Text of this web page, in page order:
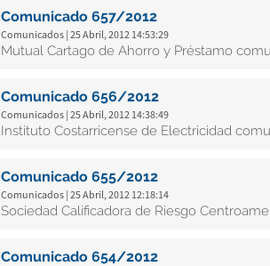
Comunicado 657/2012
Comunicados | 25 Abril, 2012 14:53:29
Mutual Cartago de Ahorro y Préstamo
Comunicado 656/2012
Comunicados | 25 Abril, 2012 14:38:49
Instituto Costarricense de Electricidad
Comunicado 655/2012
Comunicados | 25 Abril, 2012 12:18:14
Sociedad Calificadora de Riesgo
Comunicado 654/2012